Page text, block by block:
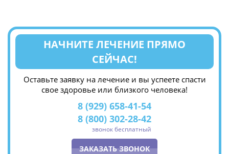
НАЧНИТЕ ЛЕЧЕНИЕ ПРЯМО
СЕЙЧАС!
Оставьте заявку на лечение и вы успеете спасти
свое здоровье или близкого человека!
8 (929) 658-41-54
8 (800) 302-28-42
звонок бесплатный
ЗАКАЗАТЬ ЗВОНОК